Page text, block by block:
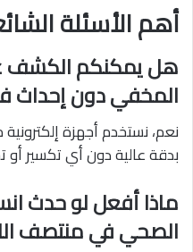
أهم الأسئلة
هل يمكنكم الكشف
المخفي دون إحداث
نعم، نستخدم أجهزة
بدقة عالية دون أي تكسير أو
ماذا أفعل لو حدث
الصحي في منتصف